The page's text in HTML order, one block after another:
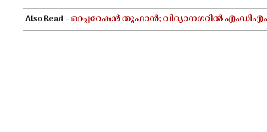
Also Read -ഓപ്പറേഷൻ തൂഫാൻ; വിദ്യാനഗറിൽ